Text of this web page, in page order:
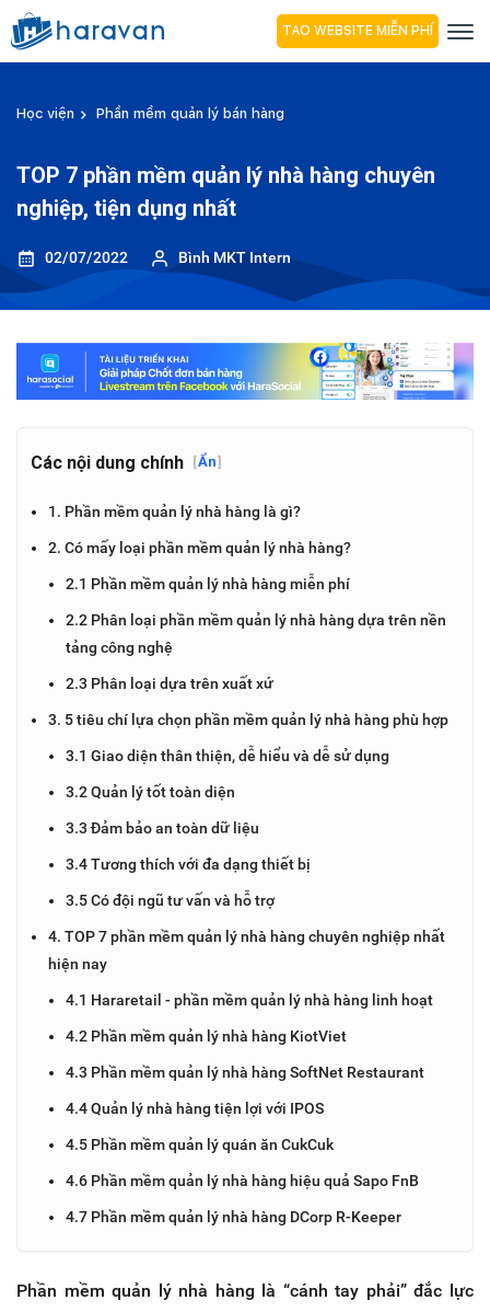
TẠO WEBSITE MIỄN PHÍ
Học viện Phần mềm quản lý bán hàng
TOP 7 phần mềm quản lý nhà hàng chuyên
nghiệp, tiện dụng nhất
02/07/2022 Bình MKT Intern
Các nội dung chính [Ẩn]
1. Phần mềm quản lý nhà hàng là gì?
2. Có mấy loại phần mềm quản lý nhà hàng?
2.1 Phần mềm quản lý nhà hàng miễn phí
2.2 Phân loại phần mềm quản lý nhà hàng dựa trên nền
tảng công nghệ
2.3 Phân loại dựa trên xuất xứ
3. 5 tiêu chí lựa chọn phần mềm quản lý nhà hàng phù hợp
3.1 Giao diện thân thiện, dễ hiểu và dễ sử dụng
3.2 Quản lý tốt toàn diện
3.3 Đảm bảo an toàn dữ liệu
3.4 Tương thích với đa dạng thiết bị
3.5 Có đội ngũ tư vấn và hỗ trợ
4. TOP 7 phần mềm quản lý nhà hàng chuyên nghiệp nhất
hiện nay
4.1 Hararetail - phần mềm quản lý nhà hàng linh hoạt
4.2 Phần mềm quản lý nhà hàng KiotViet
4.3 Phần mềm quản lý nhà hàng SoftNet Restaurant
4.4 Quản lý nhà hàng tiện lợi với IPOS
4.5 Phần mềm quản lý quán ăn CukCuk
4.6 Phần mềm quản lý nhà hàng hiệu quả Sapo FnB
4.7 Phần mềm quản lý nhà hàng DCorp R-Keeper
Phần mềm quản lý nhà hàng là “cánh tay phải” đắc lực